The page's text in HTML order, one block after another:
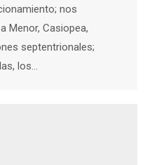
nos
Menor, Casiopea,
septentrionales;
los…